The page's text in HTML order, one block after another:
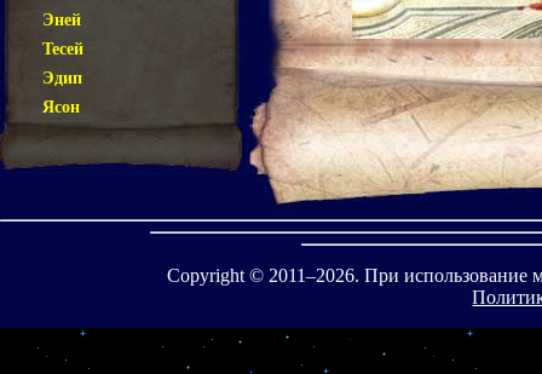
Эней
Тесей
Эдип
Ясон
Copyright © 2011–2026. При использование